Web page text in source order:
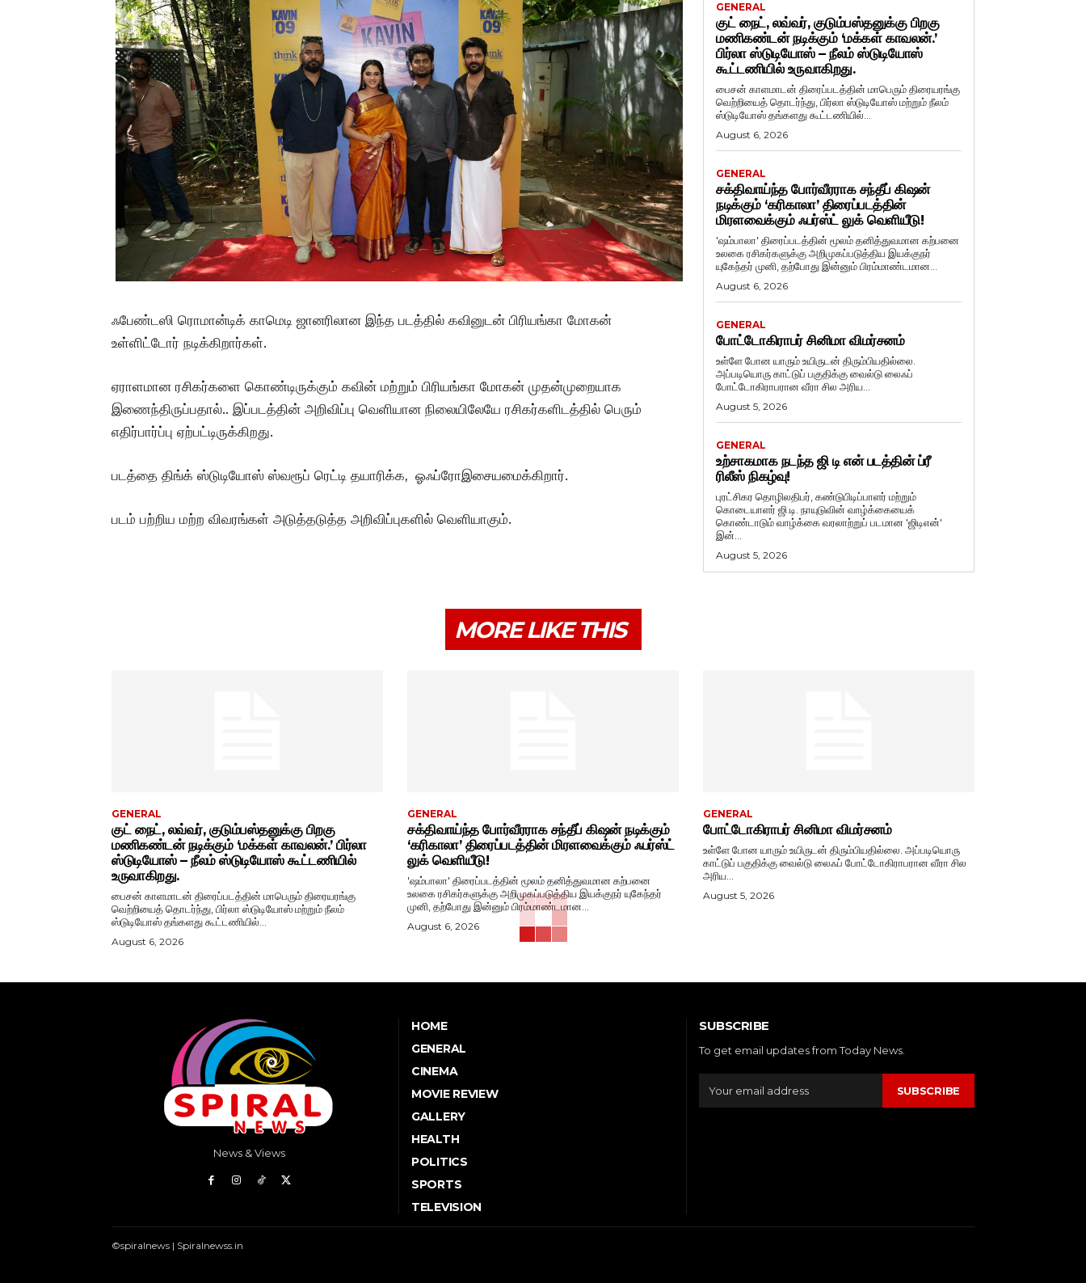
ஃபேண்டஸி ரொமான்டிக் காமெடி ஜானரிலான இந்த படத்தில் கவினுடன் பிரியங்கா மோகன்
உள்ளிட்டோர் நடிக்கிறார்கள்.
ஏராளமான ரசிகர்களை கொண்டிருக்கும் கவின் மற்றும் பிரியங்கா மோகன் முதன்முறையாக
இணைந்திருப்பதால்.. இப்படத்தின் அறிவிப்பு வெளியான நிலையிலேயே ரசிகர்களிடத்தில் பெரும்
எதிர்பார்ப்பு ஏற்பட்டிருக்கிறது.
படத்தை திங்க் ஸ்டுடியோஸ் ஸ்வரூப் ரெட்டி தயாரிக்க, ஓஃப்ரோஇசையமைக்கிறார்.
படம் பற்றிய மற்ற விவரங்கள் அடுத்தடுத்த அறிவிப்புகளில் வெளியாகும்.
GENERAL
குட் நைட், லவ்வர், குடும்பஸ்தனுக்கு பிறகு
மணிகண்டன் நடிக்கும் ‘மக்கள் காவலன்.’
பிர்லா ஸ்டுடியோஸ் – நீலம் ஸ்டுடியோஸ்
கூட்டணியில் உருவாகிறது.
பைசன் காளமாடன் திரைப்படத்தின் மாபெரும் திரையரங்கு
வெற்றியைத் தொடர்ந்து, பிர்லா ஸ்டுடியோஸ் மற்றும் நீலம்
ஸ்டுடியோஸ் தங்களது கூட்டணியில்...
August 6, 2026
GENERAL
சக்திவாய்ந்த போர்வீரராக சந்தீப் கிஷன்
நடிக்கும் ‘கரிகாலா’ திரைப்படத்தின்
மிரளவைக்கும் ஃபர்ஸ்ட் லுக் வெளியீடு!
'ஷம்பாலா' திரைப்படத்தின் மூலம் தனித்துவமான கற்பனை
உலகை ரசிகர்களுக்கு அறிமுகப்படுத்திய இயக்குநர்
யுகேந்தர் முனி, தற்போது இன்னும் பிரம்மாண்டமான...
August 6, 2026
GENERAL
போட்டோகிராபர் சினிமா விமர்சனம்
உள்ளே போன யாரும் உயிருடன் திரும்பியதில்லை.
அப்படியொரு காட்டுப் பகுதிக்கு வைல்டு லைஃப்
போட்டோகிராபரான வீரா சில அரிய...
August 5, 2026
GENERAL
உற்சாகமாக நடந்த ஜி டி என் படத்தின் ப்ரீ
ரிலீஸ் நிகழ்வு!
புரட்சிகர தொழிலதிபர், கண்டுபிடிப்பாளர் மற்றும்
கொடையாளர் ஜி.டி. நாயுடுவின் வாழ்க்கையைக்
கொண்டாடும் வாழ்க்கை வரலாற்றுப் படமான 'ஜிடிஎன்'
இன்...
August 5, 2026
MORE LIKE THIS
GENERAL
குட் நைட், லவ்வர், குடும்பஸ்தனுக்கு பிறகு
மணிகண்டன் நடிக்கும் ‘மக்கள் காவலன்.’ பிர்லா
ஸ்டுடியோஸ் – நீலம் ஸ்டுடியோஸ் கூட்டணியில்
உருவாகிறது.
பைசன் காளமாடன் திரைப்படத்தின் மாபெரும் திரையரங்கு
வெற்றியைத் தொடர்ந்து, பிர்லா ஸ்டுடியோஸ் மற்றும் நீலம்
ஸ்டுடியோஸ் தங்களது கூட்டணியில்...
August 6, 2026
GENERAL
சக்திவாய்ந்த போர்வீரராக சந்தீப் கிஷன் நடிக்கும்
‘கரிகாலா’ திரைப்படத்தின் மிரளவைக்கும் ஃபர்ஸ்ட்
லுக் வெளியீடு!
'ஷம்பாலா' திரைப்படத்தின் மூலம் தனித்துவமான கற்பனை
உலகை ரசிகர்களுக்கு அறிமுகப்படுத்திய இயக்குநர் யுகேந்தர்
முனி, தற்போது இன்னும் பிரம்மாண்டமான...
August 6, 2026
GENERAL
போட்டோகிராபர் சினிமா விமர்சனம்
உள்ளே போன யாரும் உயிருடன் திரும்பியதில்லை. அப்படியொரு
காட்டுப் பகுதிக்கு வைல்டு லைஃப் போட்டோகிராபரான வீரா சில
அரிய...
August 5, 2026
News & Views
HOME
GENERAL
CINEMA
MOVIE REVIEW
GALLERY
HEALTH
POLITICS
SPORTS
TELEVISION
SUBSCRIBE
To get email updates from Today News.
SUBSCRIBE
©spiralnews | Spiralnewss.in